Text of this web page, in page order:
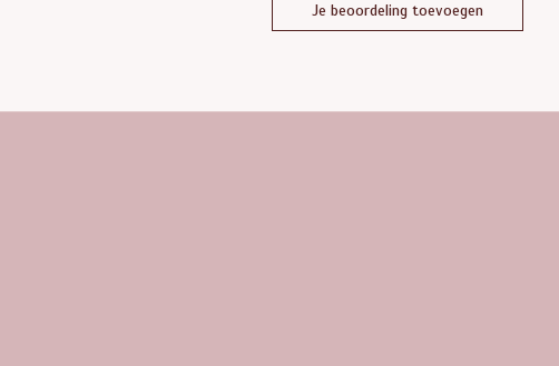
Je beoordeling toevoegen